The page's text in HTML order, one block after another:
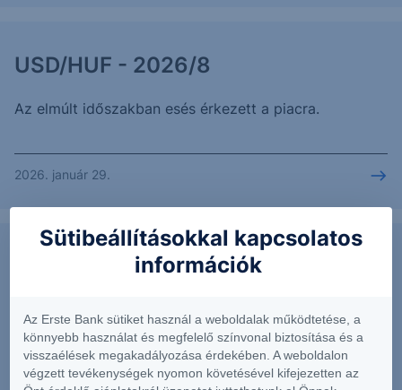
USD/HUF - 2026/8
Az elmúlt időszakban esés érkezett a piacra.
2026. január 29.
OTP - 2025/85 napi
Timeframe Irány Támaszok Ellenállások Napos 30.100
32.500 Az elmúlt napokban esés érkezett a piacra,
mely elérte az elsődleges és...
Sütibeállításokkal kapcsolatos
információk
Az Erste Bank sütiket használ a weboldalak működtetése, a
könnyebb használat és megfelelő színvonal biztosítása és a
visszaélések megakadályozása érdekében. A weboldalon
végzett tevékenységek nyomon követésével kifejezetten az